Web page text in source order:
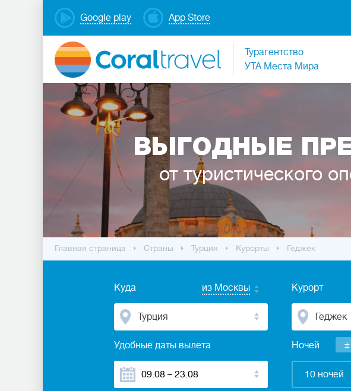
Google play App Store
Турагентство
УТА Места Мира
ВЫГОДНЫЕ
от туристического
Главная страница Cтраны Турция Курорты Геджек
Куда из Москвы
Турция
Курорт
Геджек
Удобные даты вылета Ночей ±
10 ночей